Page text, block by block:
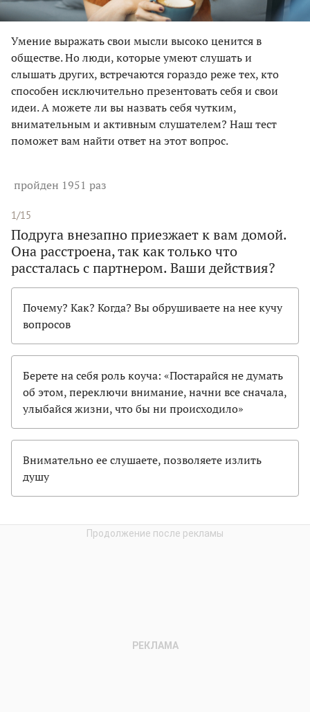
Умение выражать свои мысли высоко ценится в
обществе. Но люди, которые умеют слушать и
слышать других, встречаются гораздо реже тех, кто
способен исключительно презентовать себя и свои
идеи. А можете ли вы назвать себя чутким,
внимательным и активным слушателем? Наш тест
поможет вам найти ответ на этот вопрос.
пройден 1951 раз
1/15
Подруга внезапно приезжает к вам домой.
Она расстроена, так как только что
рассталась с партнером. Ваши действия?
Почему? Как? Когда? Вы обрушиваете на нее кучу
вопросов
Берете на себя роль коуча: «Постарайся не думать
об этом, переключи внимание, начни все сначала,
улыбайся жизни, что бы ни происходило»
Внимательно ее слушаете, позволяете излить
душу